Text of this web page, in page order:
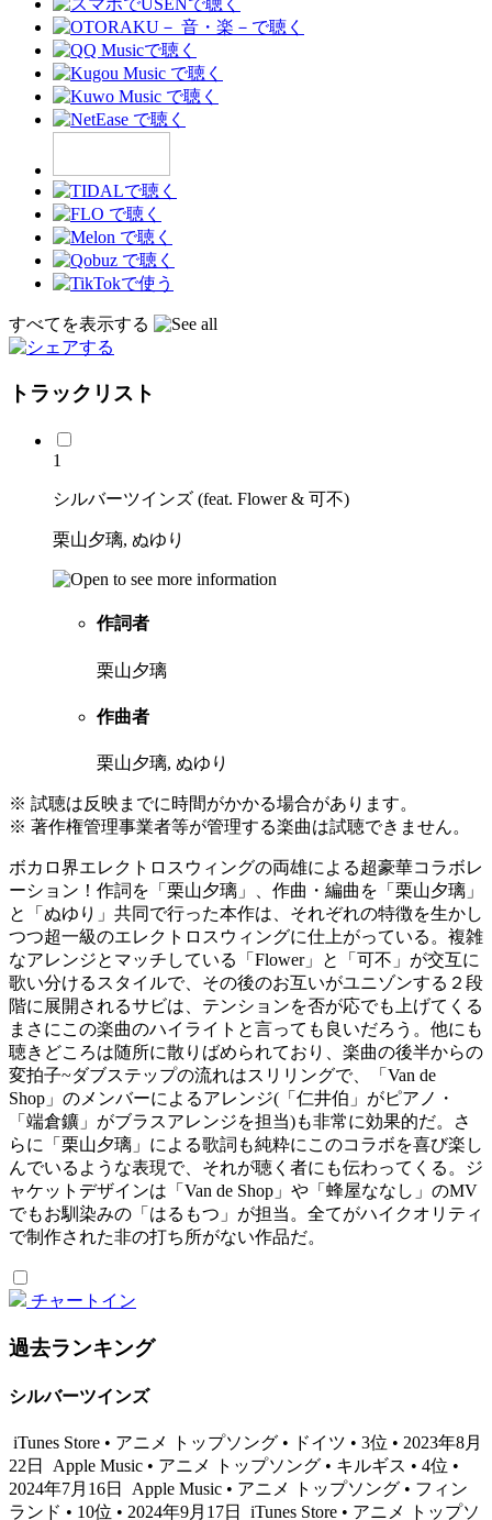
すべてを表示する
トラックリスト
1
シルバーツインズ (feat. Flower & 可不)
栗山夕璃, ぬゆり
作詞者
栗山夕璃
作曲者
栗山夕璃, ぬゆり
※ 試聴は反映までに時間がかかる場合があります。
※ 著作権管理事業者等が管理する楽曲は試聴できません。
ボカロ界エレクトロスウィングの両雄による超豪華コラボレ
ーション！作詞を「栗山夕璃」、作曲・編曲を「栗山夕璃」
と「ぬゆり」共同で行った本作は、それぞれの特徴を生かし
つつ超一級のエレクトロスウィングに仕上がっている。複雑
なアレンジとマッチしている「Flower」と「可不」が交互に
歌い分けるスタイルで、その後のお互いがユニゾンする２段
階に展開されるサビは、テンションを否が応でも上げてくる
まさにこの楽曲のハイライトと言っても良いだろう。他にも
聴きどころは随所に散りばめられており、楽曲の後半からの
変拍子~ダブステップの流れはスリリングで、「Van de
Shop」のメンバーによるアレンジ(「仁井伯」がピアノ・
「端倉鑛」がブラスアレンジを担当)も非常に効果的だ。さ
らに「栗山夕璃」による歌詞も純粋にこのコラボを喜び楽し
んでいるような表現で、それが聴く者にも伝わってくる。ジ
ャケットデザインは「Van de Shop」や「蜂屋ななし」のMV
でもお馴染みの「はるもつ」が担当。全てがハイクオリティ
で制作された非の打ち所がない作品だ。
チャートイン
過去ランキング
シルバーツインズ
iTunes Store • アニメ トップソング • ドイツ • 3位 • 2023年8月
22日
Apple Music • アニメ トップソング • キルギス • 4位 •
2024年7月16日
Apple Music • アニメ トップソング • フィン
ランド • 10位 • 2024年9月17日
iTunes Store • アニメ トップソ